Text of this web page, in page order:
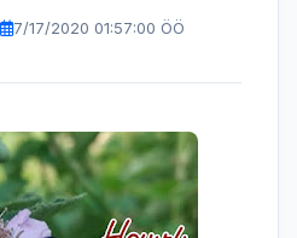
7/17/2020 01:57:00 ÖÖ